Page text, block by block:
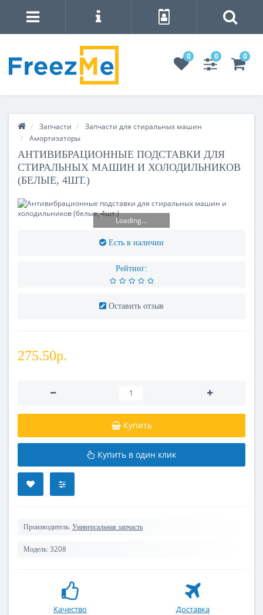
0 0 0
Запчасти
Запчасти для стиральных машин
Амортизаторы
АНТИВИБРАЦИОННЫЕ ПОДСТАВКИ ДЛЯ
СТИРАЛЬНЫХ МАШИН И ХОЛОДИЛЬНИКОВ
(БЕЛЫЕ, 4ШТ.)
Loading...
Есть в наличии
Рейтинг:
Оставить отзыв
275.50р.
Купить
Купить в один клик
Производитель: Универсальная запчасть
Модель: 3208
Качество Доставка